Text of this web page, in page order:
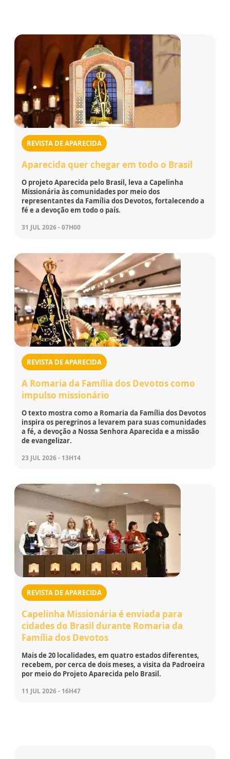
REVISTA DE APARECIDA
Aparecida quer chegar em todo o Brasil
O projeto Aparecida pelo Brasil, leva a Capelinha
Missionária às comunidades por meio dos
representantes da Família dos Devotos, fortalecendo a
fé e a devoção em todo o país.
31 JUL 2026 - 07H00
REVISTA DE APARECIDA
A Romaria da Família dos Devotos como
impulso missionário
O texto mostra como a Romaria da Família dos Devotos
inspira os peregrinos a levarem para suas comunidades
a fé, a devoção a Nossa Senhora Aparecida e a missão
de evangelizar.
23 JUL 2026 - 13H14
REVISTA DE APARECIDA
Capelinha Missionária é enviada para
cidades do Brasil durante Romaria da
Família dos Devotos
Mais de 20 localidades, em quatro estados diferentes,
recebem, por cerca de dois meses, a visita da Padroeira
por meio do Projeto Aparecida pelo Brasil.
11 JUL 2026 - 16H47